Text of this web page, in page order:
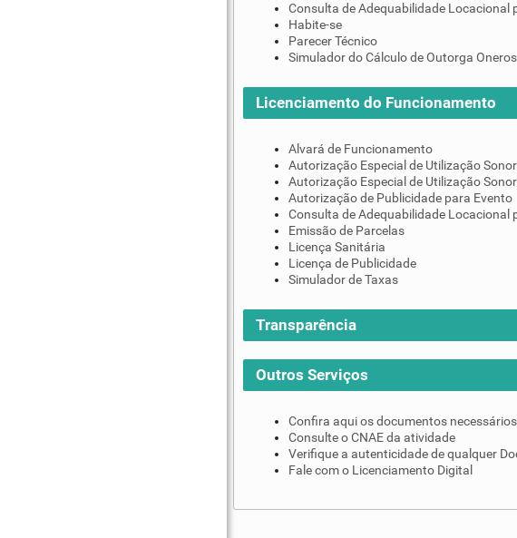
Consulta de Adequabilidade Locacional
Habite-se
Parecer Técnico
Simulador do Cálculo de Outorga
Licenciamento do Funcionamento
Alvará de Funcionamento
Autorização Especial de Utilização
Autorização Especial de Utilização
Autorização de Publicidade para Evento
Consulta de Adequabilidade Locacional
Emissão de Parcelas
Licença Sanitária
Licença de Publicidade
Simulador de Taxas
Transparência
Outros Serviços
Confira aqui os documentos
Consulte o CNAE da atividade
Verifique a autenticidade de qualquer
Fale com o Licenciamento Digital